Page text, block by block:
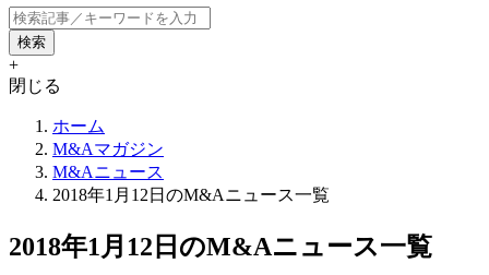
+
閉じる
ホーム
M&Aマガジン
M&Aニュース
2018年1月12日のM&Aニュース一覧
2018年1月12日のM&Aニュース一覧